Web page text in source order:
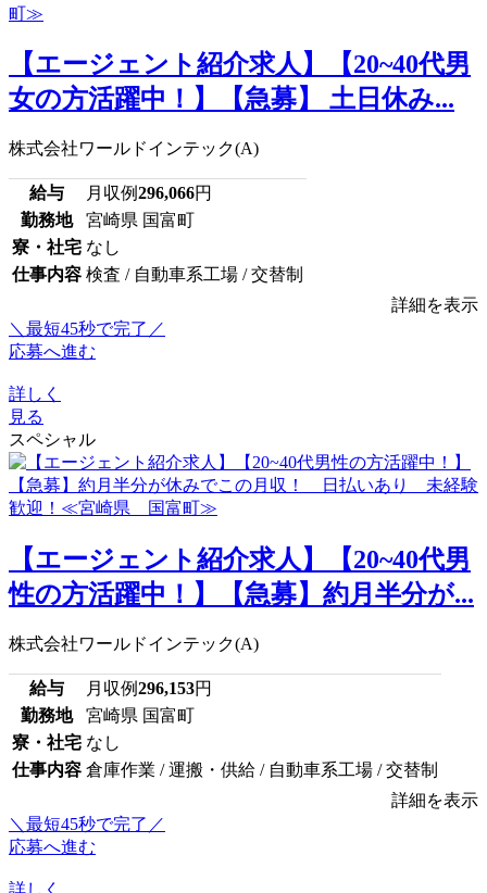
【エージェント紹介求人】【20~40代男
女の方活躍中！】【急募】 土日休み...
株式会社ワールドインテック(A)
給与 月収例296,066円
勤務地
宮崎県 国富町
寮・社宅 なし
仕事内容 検査 / 自動車系工場 / 交替制
詳細を表示
＼最短45秒で完了／
応募へ進む
詳しく
見る
スペシャル
【エージェント紹介求人】【20~40代男
性の方活躍中！】【急募】約月半分が...
株式会社ワールドインテック(A)
給与 月収例296,153円
勤務地
宮崎県 国富町
寮・社宅 なし
仕事内容 倉庫作業 / 運搬・供給 / 自動車系工場 / 交替制
詳細を表示
＼最短45秒で完了／
応募へ進む